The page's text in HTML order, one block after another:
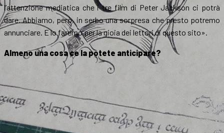
l’attenzione mediatica che i tre film di Peter Jackson ci potrà
dare. Abbiamo, però, in serbo una sorpresa che presto potremo
annunciare. E lo faremo per la gioia dei lettori di questo sito».
Almeno una cosa ce la potete anticipare?